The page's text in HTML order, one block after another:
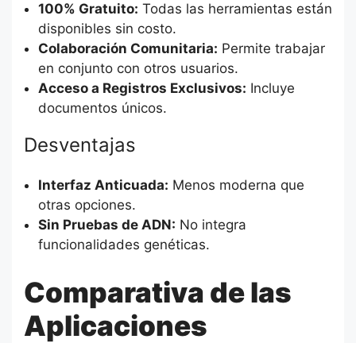
100% Gratuito: Todas las herramientas están
disponibles sin costo.
Colaboración Comunitaria: Permite trabajar
en conjunto con otros usuarios.
Acceso a Registros Exclusivos: Incluye
documentos únicos.
Desventajas
Interfaz Anticuada: Menos moderna que
otras opciones.
Sin Pruebas de ADN: No integra
funcionalidades genéticas.
Comparativa de las
Aplicaciones